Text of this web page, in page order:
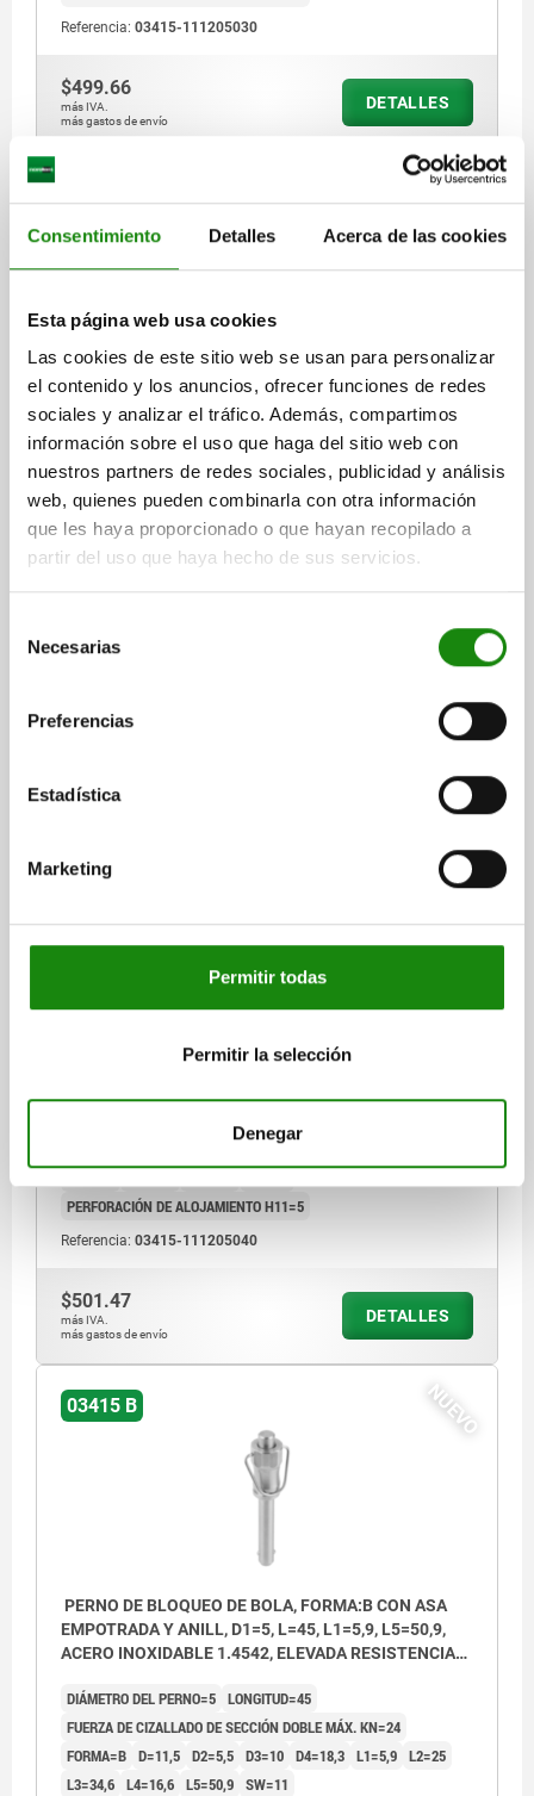
Consentimiento Detalles Acerca de las cookies
Esta página web usa cookies
Las cookies de este sitio web se usan para personalizar
el contenido y los anuncios, ofrecer funciones de redes
sociales y analizar el tráfico. Además, compartimos
información sobre el uso que haga del sitio web con
nuestros partners de redes sociales, publicidad y análisis
web, quienes pueden combinarla con otra información
que les haya proporcionado o que hayan recopilado a
partir del uso que haya hecho de sus servicios.
Necesarias
Preferencias
Estadística
Marketing
Permitir todas
Permitir la selección
Denegar
Referencia: 03415-111205030
$499.66
más IVA.
más gastos de envío
DETALLES
NUEVO
PERNO DE BLOQUEO DE BOLA, FORMA:B CON ASA
EMPOTRADA Y ANILL, D1=5, L=35, L1=5,9, L5=40,9,
ACERO INOXIDABLE 1.4542, ELEVADA RESISTENCIA
AL CIZ, COMP:ACERO INOXIDABLE
DIÁMETRO DEL PERNO=5 LONGITUD=35
FUERZA DE CIZALLADO DE SECCIÓN DOBLE MÁX. KN=24
FORMA=B
D=11,5 D2=5,5 D3=10 D4=18,3 L1=5,9
L2=25
L3=34,6
L4=16,6 L5=40,9
SW=11
PERFORACIÓN DE ALOJAMIENTO H11=5
más IVA.
más gastos de envío
DETALLES
NUEVO
03415 B
ACERO INOXIDABLE 1.4542, ELEVADA RESISTENCIA
D3=10
PERFORACIÓN DE ALOJAMIENTO H11=5
Referencia: 03415-111205040
$501.47
más IVA.
más gastos de envío
DETALLES
NUEVO
03415 B
PERNO DE BLOQUEO DE BOLA, FORMA:B CON ASA
EMPOTRADA Y ANILL, D1=5, L=45, L1=5,9, L5=50,9,
ACERO INOXIDABLE 1.4542, ELEVADA RESISTENCIA
DIÁMETRO DEL PERNO=5 LONGITUD=45
FUERZA DE CIZALLADO DE SECCIÓN DOBLE MÁX. KN=24
FORMA=B D=11,5 D2=5,5 D3=10 D4=18,3 L1=5,9 L2=25
L3=34,6 L4=16,6 L5=50,9 SW=11